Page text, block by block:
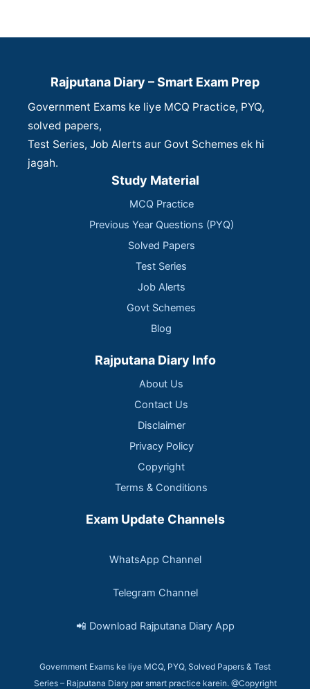
Rajputana Diary – Smart Exam Prep
Government Exams ke liye MCQ Practice, PYQ,
solved papers,
Test Series, Job Alerts aur Govt Schemes ek hi
jagah.
Study Material
MCQ Practice
Previous Year Questions (PYQ)
Solved Papers
Test Series
Job Alerts
Govt Schemes
Blog
Rajputana Diary Info
About Us
Contact Us
Disclaimer
Privacy Policy
Copyright
Terms & Conditions
Exam Update Channels
WhatsApp Channel
Telegram Channel
📲 Download Rajputana Diary App
Government Exams ke liye MCQ, PYQ, Solved Papers & Test
Series – Rajputana Diary par smart practice karein. @Copyright